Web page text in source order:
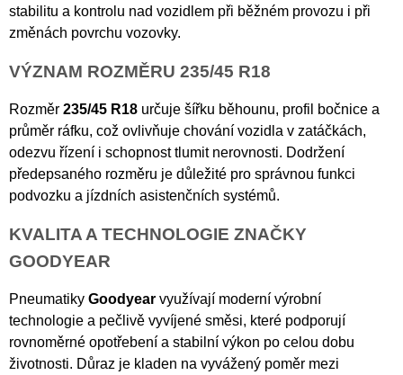
stabilitu a kontrolu nad vozidlem při běžném provozu i při
změnách povrchu vozovky.
VÝZNAM ROZMĚRU 235/45 R18
Rozměr 235/45 R18 určuje šířku běhounu, profil bočnice a
průměr ráfku, což ovlivňuje chování vozidla v zatáčkách,
odezvu řízení i schopnost tlumit nerovnosti. Dodržení
předepsaného rozměru je důležité pro správnou funkci
podvozku a jízdních asistenčních systémů.
KVALITA A TECHNOLOGIE ZNAČKY
GOODYEAR
Pneumatiky Goodyear využívají moderní výrobní
technologie a pečlivě vyvíjené směsi, které podporují
rovnoměrné opotřebení a stabilní výkon po celou dobu
životnosti. Důraz je kladen na vyvážený poměr mezi